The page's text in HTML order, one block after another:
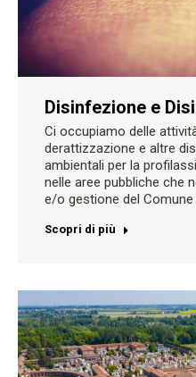
Disinfezione e
Ci occupiamo delle
derattizzazione e altre
ambientali per la
nelle aree pubbliche che
e/o gestione del Comune
Scopri di più